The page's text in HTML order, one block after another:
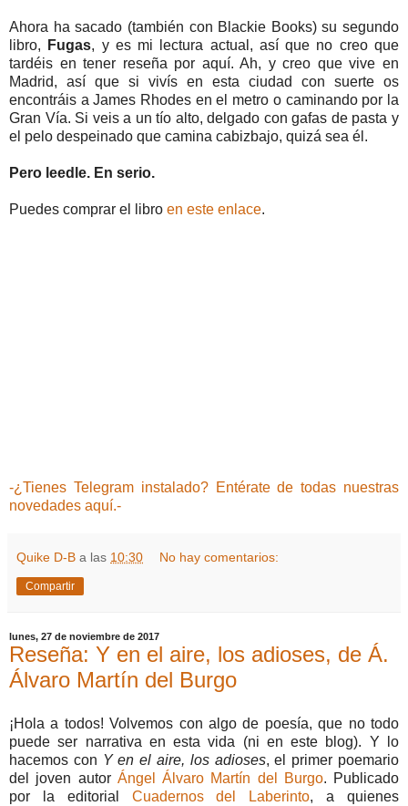
Ahora ha sacado (también con Blackie Books) su segundo
libro,
Fugas, y es mi lectura actual, así que no creo que
tardéis en tener reseña por aquí. Ah, y creo que vive en
Madrid, así que si vivís en esta ciudad con suerte os
encontráis a James Rhodes en el metro o caminando por la
Gran Vía. Si veis a un tío alto, delgado con gafas de pasta y
el pelo despeinado que camina cabizbajo, quizá sea él.
Pero leedle. En serio.
Puedes comprar el libro en este enlace.
-¿Tienes Telegram instalado? Entérate de todas nuestras
novedades aquí.-
Quike D-B a las 10:30 No hay comentarios:
Compartir
lunes, 27 de noviembre de 2017
Reseña: Y en el aire, los adioses, de Á.
Álvaro Martín del Burgo
¡Hola a todos! Volvemos con algo de poesía, que no todo
puede ser narrativa en esta vida (ni en este blog). Y lo
hacemos con Y en el aire, los adioses, el primer poemario
del joven autor Ángel Álvaro Martín del Burgo. Publicado
por la editorial Cuadernos del Laberinto, a quienes